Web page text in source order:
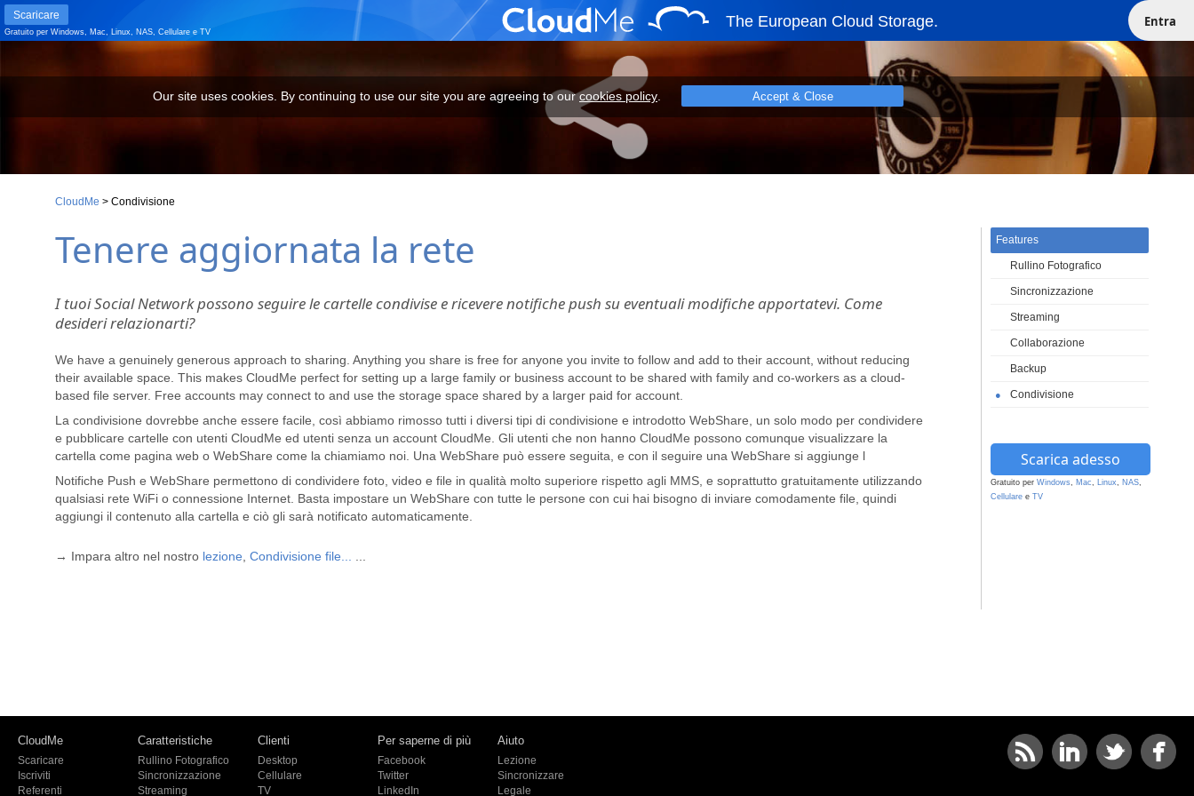
Our site uses cookies. By continuing to use our site you are agreeing to our cookies policy.
Our site uses cookies. By continuing to use our site you are agreeing to ourcookies policy Accept & Close
Scaricare
Gratuito per Windows, Mac, Linux, NAS, Cellulare e TV
The European Cloud Storage. Entra
Features
Rullino Fotografico
Sincronizzazione
Streaming
Collaborazione
Backup
● Condivisione
Scarica adesso
Gratuito per Windows, Mac, Linux, NAS,
Cellulare e TV
CloudMe > Condivisione
Tenere aggiornata la rete
I tuoi Social Network possono seguire le cartelle condivise e ricevere notifiche push su eventuali modifiche apportatevi. Come
desideri relazionarti?
We have a genuinely generous approach to sharing. Anything you share is free for anyone you invite to follow and add to their account, without reducing
their available space. This makes CloudMe perfect for setting up a large family or business account to be shared with family and co-workers as a cloud-
based file server. Free accounts may connect to and use the storage space shared by a larger paid for account.
La condivisione dovrebbe anche essere facile, così abbiamo rimosso tutti i diversi tipi di condivisione e introdotto WebShare, un solo modo per condividere
e pubblicare cartelle con utenti CloudMe ed utenti senza un account CloudMe. Gli utenti che non hanno CloudMe possono comunque visualizzare la
cartella come pagina web o WebShare come la chiamiamo noi. Una WebShare può essere seguita, e con il seguire una WebShare si aggiunge l
Notifiche Push e WebShare permettono di condividere foto, video e file in qualità molto superiore rispetto agli MMS, e soprattutto gratuitamente utilizzando
qualsiasi rete WiFi o connessione Internet. Basta impostare un WebShare con tutte le persone con cui hai bisogno di inviare comodamente file, quindi
aggiungi il contenuto alla cartella e ciò gli sarà notificato automaticamente.
→ Impara altro nel nostro lezione Condivisione file...
CloudMe
Scaricare
Iscriviti
Referenti
Caratteristiche
Rullino Fotografico
Sincronizzazione
Streaming
Clienti
Desktop
Cellulare
TV
Per saperne di più
Facebook
Twitter
LinkedIn
Aiuto
Lezione
Sincronizzare
Legale